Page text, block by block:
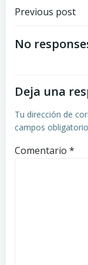
por
Previous post
No
Deja una
Tu dirección de
campos
Comentario *